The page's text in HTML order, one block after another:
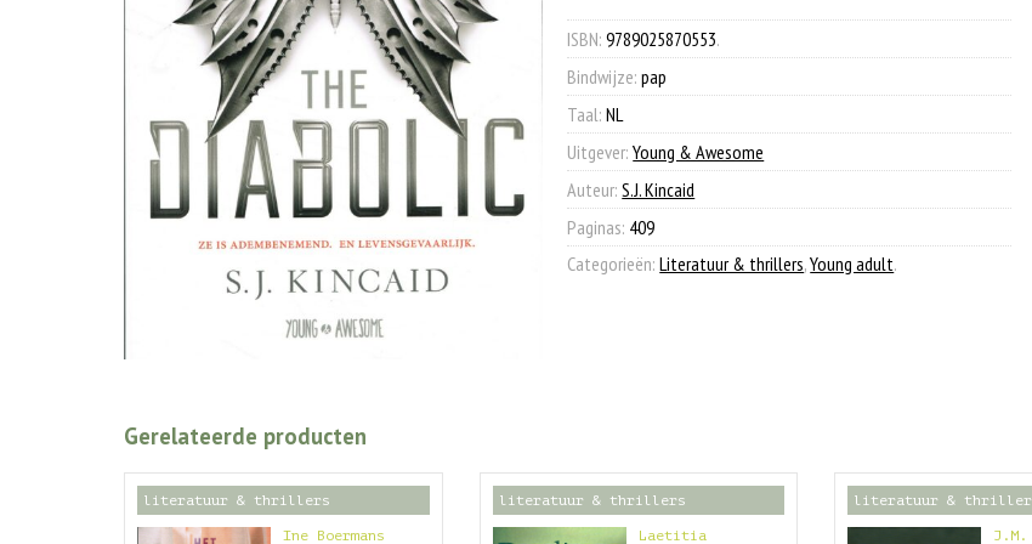
€ 18,99.€ 7,90.
ISBN:9789025870553.
Bindwijze:pap
Taal:NL
Uitgever:Young & Awesome
Auteur:S.J. Kincaid
Paginas: 409
Categorieën:Literatuur & thrillers,Young adult.
Gerelateerde producten
literatuur & thrillers
Ine Boermans
literatuur & thrillers
Laetitia
literatuur &
J.M.